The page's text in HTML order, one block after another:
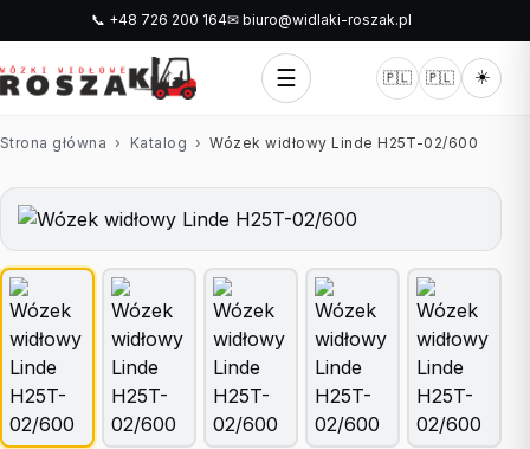
📞 +48 726 200 164✉ biuro@widlaki-roszak.pl
☰ 🇵🇱 🇵🇱 ☀️
Strona główna › Katalog ›Wózek widłowy Linde H25T-02/600